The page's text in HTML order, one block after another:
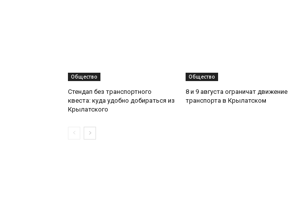
Общество
Стендап без транспортного
квеста: куда удобно добираться из
Крылатского
Общество
8 и 9 августа ограничат движение
транспорта в Крылатском